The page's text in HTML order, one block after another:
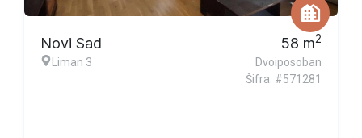
Novi Sad
Liman 3
58 m2
Dvoiposoban
Šifra: #571281